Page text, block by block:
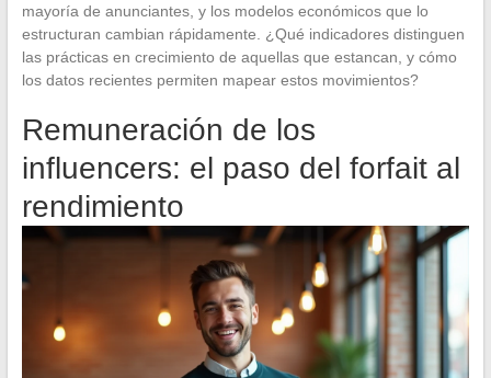
mayoría de anunciantes, y los modelos económicos que lo
estructuran cambian rápidamente. ¿Qué indicadores distinguen
las prácticas en crecimiento de aquellas que estancan, y cómo
los datos recientes permiten mapear estos movimientos?
Remuneración de los
influencers: el paso del forfait al
rendimiento